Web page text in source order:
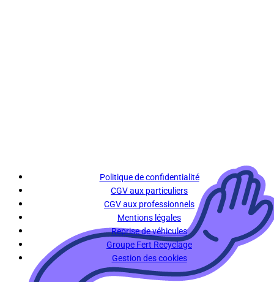
Politique de confidentialité
CGV aux particuliers
CGV aux professionnels
Mentions légales
Reprise de véhicules
Groupe Fert Recyclage
Gestion des cookies